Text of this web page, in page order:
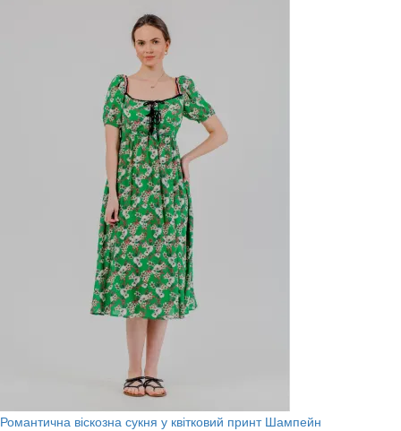
Романтична віскозна сукня у квітковий принт Шампейн